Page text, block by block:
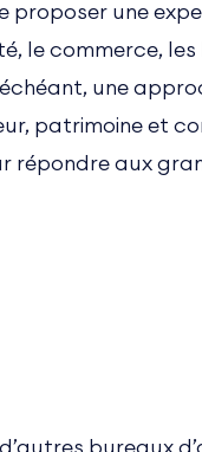
une
le commerce,
une
patrimoine et
aux
bureaux